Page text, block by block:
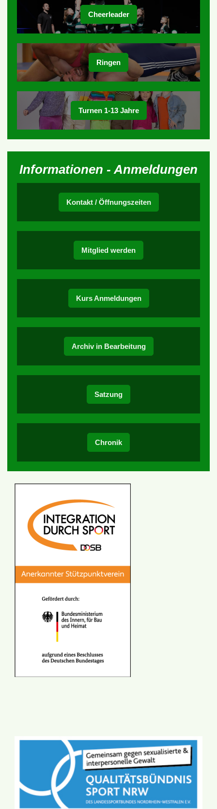
Cheerleader
Ringen
Turnen 1-13 Jahre
Informationen - Anmeldungen
Kontakt / Öffnungszeiten
Mitglied werden
Kurs Anmeldungen
Archiv in Bearbeitung
Satzung
Chronik